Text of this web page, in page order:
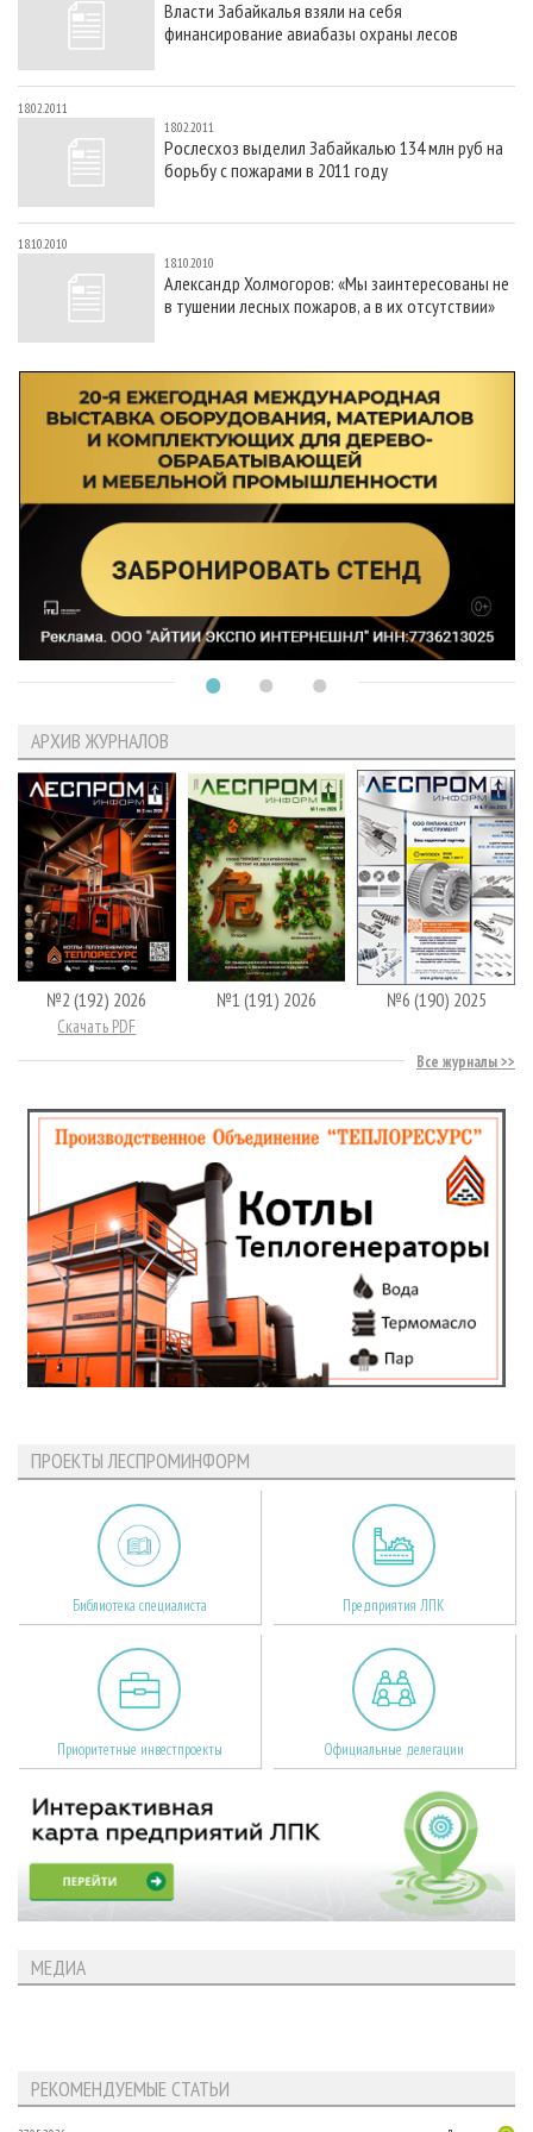
СУШКА ДРЕВЕСИНЫ
ПРОИЗВОДСТВО ДРЕВЕСНЫХ ПЛИТ
ДЕРЕВЯННОЕ ДОМОСТРОЕНИЕ
ПРОИЗВОДСТВО МЕБЕЛИ
БИОЭНЕРГЕТИКА
ЦБП
ИНСТРУМЕНТ И МАТЕРИАЛЫ
ПЕРСОНЫ
МОБИЛЬНЫЕ ВЫСТАВКИ
ПРИОРИТЕТНЫЕ ИНВЕСТПРОЕКТЫ
RUSSIAN FORESTRY REVIEW
ГАЗЕТА ЛЕСПРОМФОРУМ
БИБЛИОТЕКА СПЕЦИАЛИСТА
КОНТАКТЫ
РЕКЛАМА
Власти Забайкалья взяли на себя
финансирование авиабазы охраны лесов
18.02.2011
18.02.2011
Рослесхоз выделил Забайкалью 134 млн руб на
борьбу с пожарами в 2011 году
18.10.2010
18.10.2010
Александр Холмогоров: «Мы заинтересованы не
в тушении лесных пожаров, а в их отсутствии»
АРХИВ ЖУРНАЛОВ
№2 (192) 2026
Скачать PDF
№1 (191) 2026 №6 (190) 2025
Все журналы
ПРОЕКТЫ ЛЕСПРОМИНФОРМ
Библиотека специалиста Предприятия ЛПК
Приоритетные инвестпроекты Официальные делегации
МЕДИА
РЕКОМЕНДУЕМЫЕ СТАТЬИ